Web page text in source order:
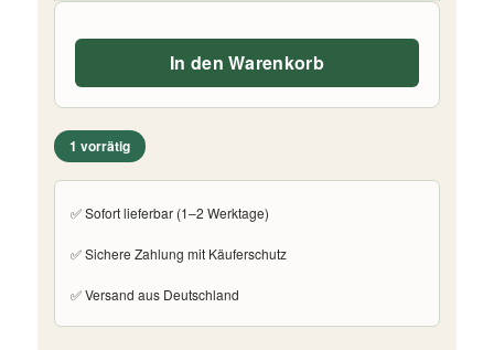
1 vorrätig
✅ Sofort lieferbar (1–2 Werktage)
✅ Sichere Zahlung mit Käuferschutz
✅ Versand aus Deutschland
In den Warenkorb